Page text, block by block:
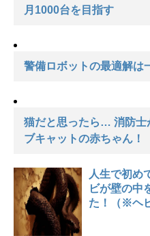
月1000台を目指す
警備ロボットの最適解は
猫だと思ったら… 消防士
ブキャットの赤ちゃん！
人生で初め
ビが壁の中
た！（※ヘ